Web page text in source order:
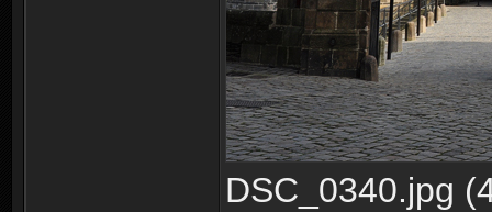
DSC_0340.jpg